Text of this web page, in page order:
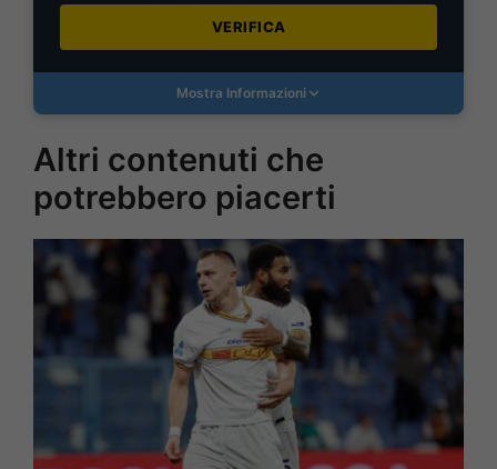
VERIFICA
Mostra Informazioni
Altri contenuti che
potrebbero piacerti